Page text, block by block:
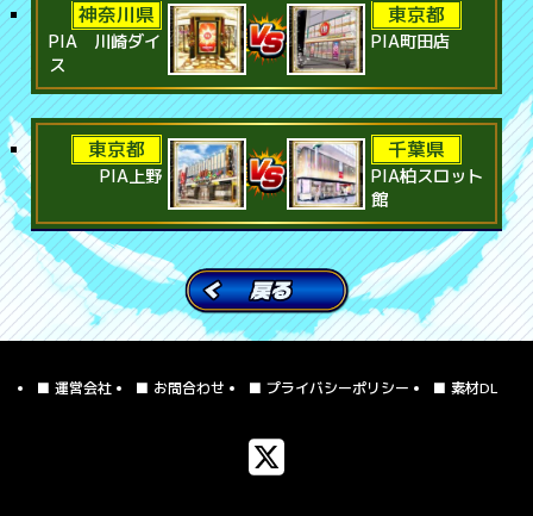
神奈川県
PIA 川崎ダイ
ス
東京都
PIA町田店
東京都
PIA上野
千葉県
PIA柏スロット
館
■ 運営会社 ■ お問合わせ ■ プライバシーポリシー ■ 素材DL